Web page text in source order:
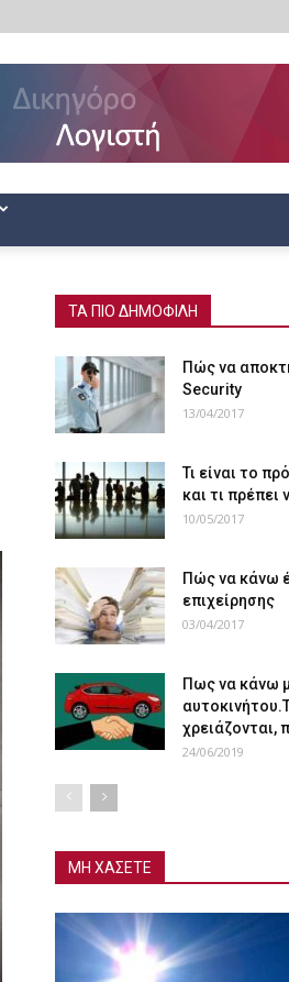
ΤΑ ΠΙΟ ΔΗΜΟΦΙΛΗ
Πώς να
Security
13/04/2017
Τι είναι το
και τι πρέπει
10/05/2017
Πώς να κάνω
επιχείρησης
03/04/2017
Πως να κάνω
χρειάζονται,
24/06/2019
ΜΗ ΧΑΣΕΤΕ